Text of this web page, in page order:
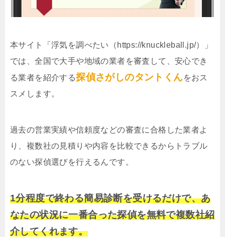
本サイト「浮気を調べたい（https://knuckleball.jp/）」
では、全国で大手や地域の業者を審査して、安心でき
る業者を紹介する探偵さがしのタントくんをおス
スメします。
過去の営業実績や信頼度などの審査に合格した業者よ
り、複数社の見積りや内容を比較できるからトラブル
のない探偵選びを行えるんです。
1分程度で終わる簡易診断を受けるだけで、あ
なたの状況に一番合った探偵を無料で複数社紹
介してくれます。